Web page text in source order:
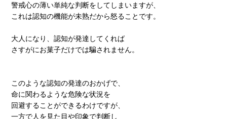
警戒心の薄い単純な判断をしてしまいますが、
これは認知の機能が未熟だから怒ることです。
大人になり、認知が発達してくれば
さすがにお菓子だけでは騙されません。
このような認知の発達のおかげで、
命に関わるような危険な状況を
回避することができるわけですが、
一方で人を見た目や印象で判断し